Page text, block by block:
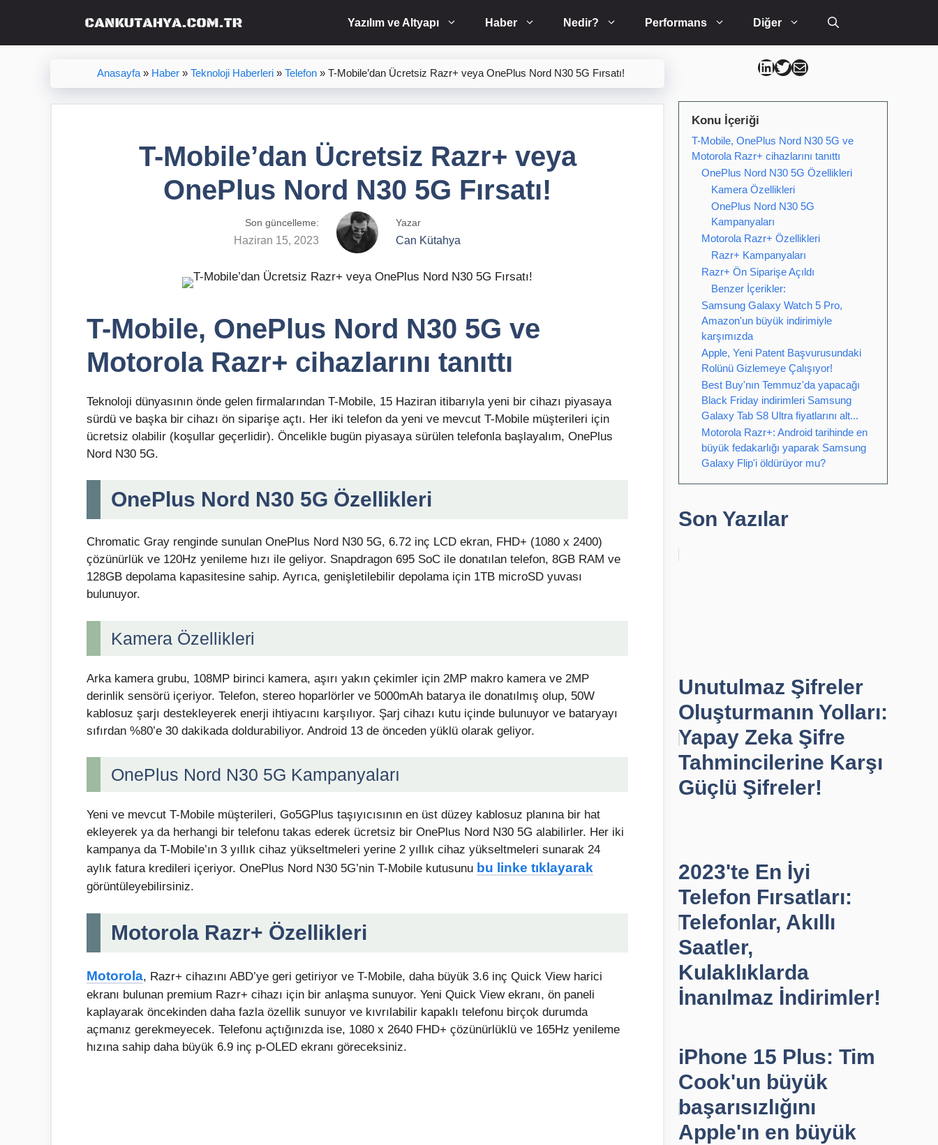
Yazılım ve Altyapı Haber Nedir? Performans Diğer
Anasayfa » Haber » Teknoloji Haberleri » Telefon » T-Mobile’dan Ücretsiz Razr+ veya OnePlus Nord N30 5G Fırsatı!
T-Mobile’dan Ücretsiz Razr+ veya
OnePlus Nord N30 5G Fırsatı!
Son güncelleme:
Haziran 15, 2023
Yazar
Can Kütahya
T-Mobile, OnePlus Nord N30 5G ve
Motorola Razr+ cihazlarını tanıttı
Teknoloji dünyasının önde gelen firmalarından T-Mobile, 15 Haziran itibarıyla yeni bir cihazı piyasaya
sürdü ve başka bir cihazı ön siparişe açtı. Her iki telefon da yeni ve mevcut T-Mobile müşterileri için
ücretsiz olabilir (koşullar geçerlidir). Öncelikle bugün piyasaya sürülen telefonla başlayalım, OnePlus
Nord N30 5G.
OnePlus Nord N30 5G Özellikleri
Chromatic Gray renginde sunulan OnePlus Nord N30 5G, 6.72 inç LCD ekran, FHD+ (1080 x 2400)
çözünürlük ve 120Hz yenileme hızı ile geliyor. Snapdragon 695 SoC ile donatılan telefon, 8GB RAM ve
128GB depolama kapasitesine sahip. Ayrıca, genişletilebilir depolama için 1TB microSD yuvası
bulunuyor.
Kamera Özellikleri
Arka kamera grubu, 108MP birinci kamera, aşırı yakın çekimler için 2MP makro kamera ve 2MP
derinlik sensörü içeriyor. Telefon, stereo hoparlörler ve 5000mAh batarya ile donatılmış olup, 50W
kablosuz şarjı destekleyerek enerji ihtiyacını karşılıyor. Şarj cihazı kutu içinde bulunuyor ve bataryayı
sıfırdan %80’e 30 dakikada doldurabiliyor. Android 13 de önceden yüklü olarak geliyor.
OnePlus Nord N30 5G Kampanyaları
Yeni ve mevcut T-Mobile müşterileri, Go5GPlus taşıyıcısının en üst düzey kablosuz planına bir hat
ekleyerek ya da herhangi bir telefonu takas ederek ücretsiz bir OnePlus Nord N30 5G alabilirler. Her iki
kampanya da T-Mobile’ın 3 yıllık cihaz yükseltmeleri yerine 2 yıllık cihaz yükseltmeleri sunarak 24
aylık fatura kredileri içeriyor. OnePlus Nord N30 5G’nin T-Mobile kutusunu bu linke tıklayarak
görüntüleyebilirsiniz.
Motorola Razr+ Özellikleri
Motorola, Razr+ cihazını ABD’ye geri getiriyor ve T-Mobile, daha büyük 3.6 inç Quick View harici
ekranı bulunan premium Razr+ cihazı için bir anlaşma sunuyor. Yeni Quick View ekranı, ön paneli
kaplayarak öncekinden daha fazla özellik sunuyor ve kıvrılabilir kapaklı telefonu birçok durumda
açmanız gerekmeyecek. Telefonu açtığınızda ise, 1080 x 2640 FHD+ çözünürlüklü ve 165Hz yenileme
hızına sahip daha büyük 6.9 inç p-OLED ekranı göreceksiniz.
Can Kütahya Linkedin
Can Kütahya Twitter
Can Kütahya Mail
Konu İçeriği
T-Mobile, OnePlus Nord N30 5G ve
Motorola Razr+ cihazlarını tanıttı
OnePlus Nord N30 5G Özellikleri
Kamera Özellikleri
OnePlus Nord N30 5G
Kampanyaları
Motorola Razr+ Özellikleri
Razr+ Kampanyaları
Razr+ Ön Siparişe Açıldı
Benzer İçerikler:
Samsung Galaxy Watch 5 Pro,
Amazon'un büyük indirimiyle
karşımızda
Apple, Yeni Patent Başvurusundaki
Rolünü Gizlemeye Çalışıyor!
Best Buy'nın Temmuz'da yapacağı
Black Friday indirimleri Samsung
Galaxy Tab S8 Ultra fiyatlarını alt...
Motorola Razr+: Android tarihinde en
büyük fedakarlığı yaparak Samsung
Galaxy Flip'i öldürüyor mu?
Son Yazılar
Unutulmaz Şifreler
Oluşturmanın Yolları:
Yapay Zeka Şifre
Tahmincilerine Karşı
Güçlü Şifreler!
2023'te En İyi
Telefon Fırsatları:
Telefonlar, Akıllı
Saatler,
Kulaklıklarda
İnanılmaz İndirimler!
iPhone 15 Plus: Tim
Cook'un büyük
başarısızlığını
Apple'ın en büyük